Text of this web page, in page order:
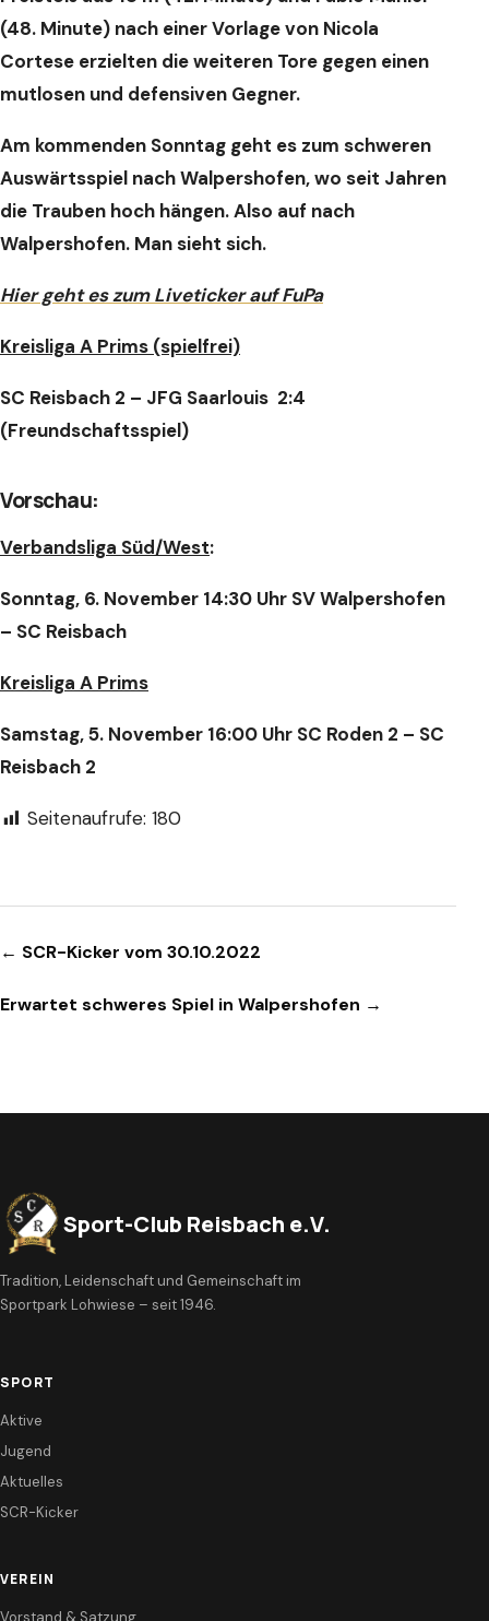
(48. Minute) nach einer Vorlage von Nicola
Cortese erzielten die weiteren Tore gegen einen
mutlosen und defensiven Gegner.
Am kommenden Sonntag geht es zum schweren
Auswärtsspiel nach Walpershofen, wo seit Jahren
die Trauben hoch hängen. Also auf nach
Walpershofen. Man sieht sich.
Hier geht es zum Liveticker auf FuPa
Kreisliga A Prims (spielfrei)
SC Reisbach 2 – JFG Saarlouis 2:4
(Freundschaftsspiel)
Vorschau:
Verbandsliga Süd/West:
Sonntag, 6. November 14:30 Uhr SV Walpershofen
– SC Reisbach
Kreisliga A Prims
Samstag, 5. November 16:00 Uhr SC Roden 2 – SC
Reisbach 2
Seitenaufrufe: 180
Beitragsnavigation
← SCR-Kicker vom 30.10.2022
Erwartet schweres Spiel in Walpershofen →
Sport-Club Reisbach e.V.
Tradition, Leidenschaft und Gemeinschaft im
Sportpark Lohwiese – seit 1946.
SPORT
Aktive
Jugend
Aktuelles
SCR-Kicker
VEREIN
Vorstand & Satzung